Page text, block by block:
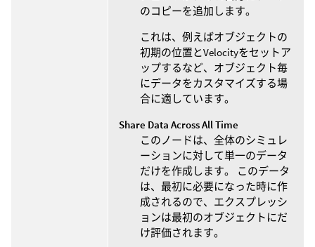
のコピーを追加します。
これは、例えばオブジェクトの
初期の位置とVelocityをセットア
ップするなど、オブジェクト毎
にデータをカスタマイズする場
合に適しています。
Share Data Across All Time
このノードは、全体のシミュレ
ーションに対して単一のデータ
だけを作成します。 このデータ
は、最初に必要になった時に作
成されるので、エクスプレッシ
ョンは最初のオブジェクトにだ
け評価されます。